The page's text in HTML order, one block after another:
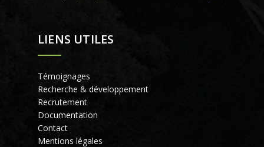
LIENS UTILES
Témoignages
Recherche & développement
Recrutement
Documentation
Contact
Mentions légales